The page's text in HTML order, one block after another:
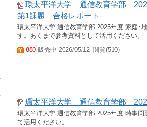
環太平洋大学 通信教育学部
第1課題 合格レポート
環太平洋大学 通信教育学部 2025年度 家庭･
す。あくまで参考資料として活用ください。
880 販売中 2026/05/12 閲覧(510)
環太平洋大学 通信教育学部
環太平洋大学 通信教育学部 2025年度 時事
て活用ください。